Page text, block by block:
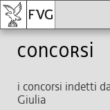
Concorsi
i concorsi indetti
Giulia